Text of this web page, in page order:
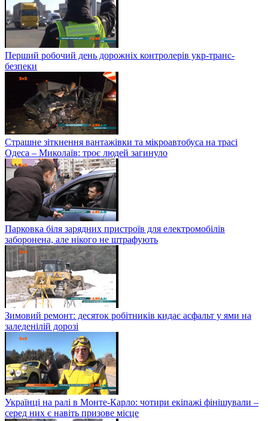
Перший робочий день дорожніх контролерів укр-транс-
безпеки
Страшне зіткнення вантажівки та мікроавтобуса на трасі
Одеса – Миколаїв: троє людей загинуло
Парковка біля зарядних пристроїв для електромобілів
заборонена, але нікого не штрафують
Зимовий ремонт: десяток робітників кидає асфальт у ями на
заледенілій дорозі
Українці на ралі в Монте-Карло: чотири екіпажі фінішували –
серед них є навіть призове місце